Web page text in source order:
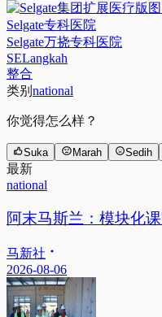
Selgate专科医院
Selgate万挠专科医院
SELangkah
整合
类别 national
你觉得怎么样？
Suka Marah Sedih
最新
national
阿末马斯兰：模块化
马新社
2026-08-06